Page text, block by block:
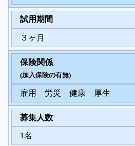
試用期間
３ヶ月
保険関係
(加入保険の有無)
雇用 労災 健康 厚生
募集人数
1名